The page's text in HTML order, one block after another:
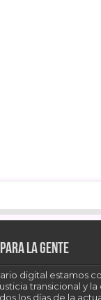
la gente
digital estamos
transicional y
los días de la